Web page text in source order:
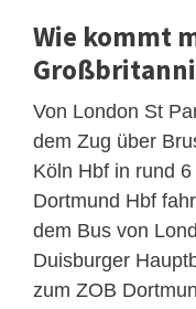
Wie kommt
Von London St
dem Zug über
Köln Hbf in rund
Dortmund Hbf
dem Bus von
Duisburger
zum ZOB